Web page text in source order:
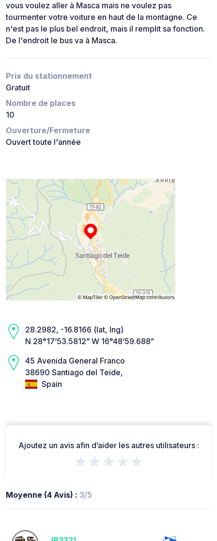
vous voulez aller à Masca mais ne voulez pas
tourmenter votre voiture en haut de la montagne. Ce
n'est pas le plus bel endroit, mais il remplit sa fonction.
De l'endroit le bus va à Masca.
Prix du stationnement
Gratuit
Nombre de places
10
Ouverture/Fermeture
Ouvert toute l'année
28.2982, -16.8166 (lat, lng)
N 28°17’53.5812” W 16°48’59.688”
45 Avenida General Franco
38690 Santiago del Teide,
Spain
Ajoutez un avis afin d’aider les autres utilisateurs :
★★★★★
Moyenne (4 Avis) : 3/5